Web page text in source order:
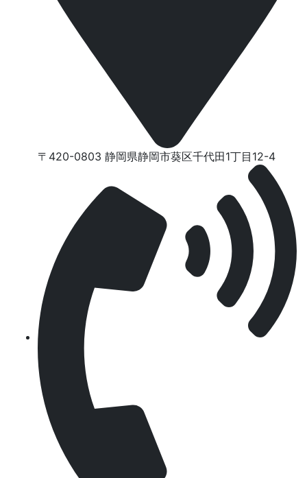
〒420-0803 静岡県静岡市葵区千代⽥1丁⽬12-4